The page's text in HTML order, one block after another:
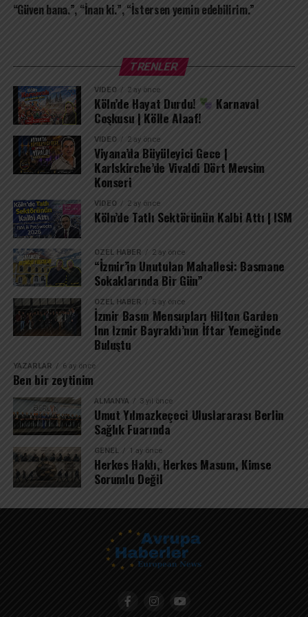
“Güven bana.”, “İnan ki.”, “İstersen yemin edebilirim.”
TRENLER
VIDEO 2 ay önce
Köln’de Hayat Durdu!
Karnaval
Coşkusu | Kölle Alaaf!
VIDEO 2 ay önce
Viyana’da Büyüleyici Gece |
Karlskirche’de Vivaldi Dört Mevsim
Konseri
VIDEO 2 ay önce
Köln’de Tatlı Sektörünün Kalbi Attı | ISM
ÖZEL HABER 2 ay önce
“İzmir’in Unutulan Mahallesi: Basmane
Sokaklarında Bir Gün”
ÖZEL HABER 5 ay önce
İzmir Basın Mensupları Hilton Garden
Inn Izmir Bayraklı’nın İftar Yemeğinde
Buluştu
YAZARLAR 6 ay önce
Ben bir zeytinim
ALMANYA 3 yıl önce
Umut Yılmazkeçeci Uluslararası Berlin
Sağlık Fuarında
GENEL 1 ay önce
Herkes Haklı, Herkes Masum, Kimse
Sorumlu Değil